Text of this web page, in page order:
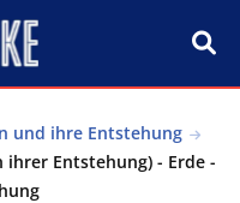
und ihre Entstehung
ihrer Entstehung) - Erde -